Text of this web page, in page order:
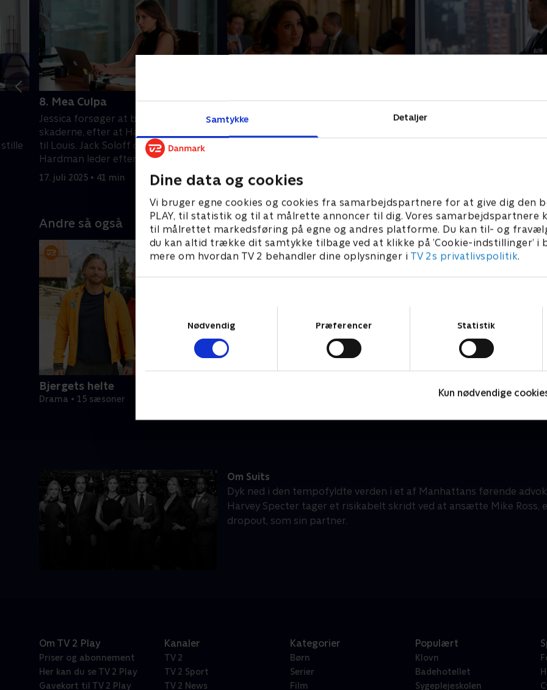
Samtykke Detaljer
Dine data og cookies
Vi bruger egne cookies og cookies fra samarbejdspartnere for at give dig den
PLAY, til statistik og til at målrette annoncer til dig. Vores samarbejdspartnere
til målrettet markedsføring på egne og andres platforme. Du kan til- og
du kan altid trække dit samtykke tilbage ved at klikke på ’Cookie-indstillinger’ i
mere om hvordan TV 2 behandler dine oplysninger i TV 2s privatlivspolitik.
Nødvendig
Præferencer Statistik
Kun nødvendige
8. Mea Culpa
Jessica forsøger at begrænse
skaderne, efter at Harvey smækkede
til Louis. Jack Soloff og Daniel
Hardman leder efter svagheder, de
kan udnytte.
17. juli 2025 • 41 min
9. Uninvited Guests
Rachel og hendes mor planlægger
17. juli 2025 • 41 min
Jessica og Louis gør en
Andre så også
Bjergets helte
Drama • 15 sæsoner
Om Suits
Dyk ned i den tempofyldte verden i et af Manhattans førende
Harvey Specter tager et risikabelt skridt ved at ansætte Mike Ross,
dropout, som sin partner.
Om TV 2 Play
Priser og abonnement
Her kan du se TV 2 Play
Gavekort til TV 2 Play
Kanaler
TV 2
TV 2 Sport
TV 2 News
Kategorier
Børn
Serier
Film
Populært
Klovn
Badehotellet
Sygeplejeskolen